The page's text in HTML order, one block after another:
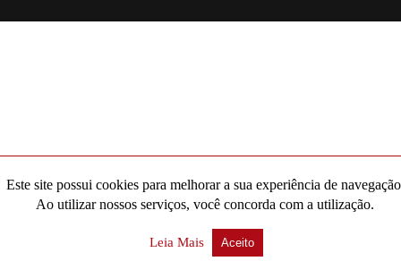
Este site possui cookies para melhorar a sua experiência de
Ao utilizar nossos serviços, você concorda com a utilização.
Leia Mais Aceito